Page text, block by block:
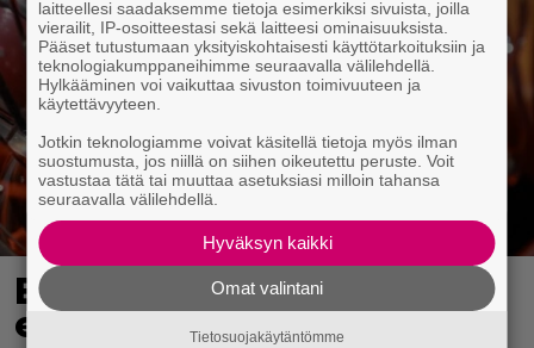
Eurojackpotista 80 000
euroa Suomeen – tänne
laitteellesi saadaksemme tietoja esimerkiksi sivuista, joilla
vierailit, IP-osoitteestasi sekä laitteesi ominaisuuksista.
Pääset tutustumaan yksityiskohtaisesti käyttötarkoituksiin ja
teknologiakumppaneihimme seuraavalla välilehdellä.
Hylkääminen voi vaikuttaa sivuston toimivuuteen ja
käytettävyyteen.
Jotkin teknologiamme voivat käsitellä tietoja myös ilman
suostumusta, jos niillä on siihen oikeutettu peruste. Voit
vastustaa tätä tai muuttaa asetuksiasi milloin tahansa
seuraavalla välilehdellä.
Hyväksyn kaikki
Omat valintani
Tietosuojakäytäntömme